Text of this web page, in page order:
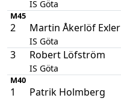
IS Göta
M45
2 Martin Åkerlöf Exler
IS Göta
3 Robert Löfström
IS Göta
M40
1 Patrik Holmberg